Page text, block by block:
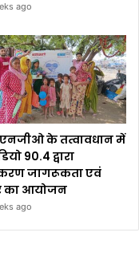
ago
एनजीओ के तत्वावधान में
90.4 द्वारा
जागरूकता एवं
का आयोजन
ago